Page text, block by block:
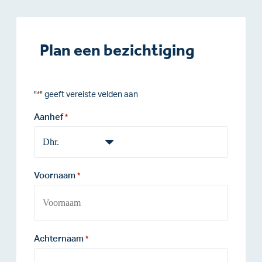
Plan een bezichtiging
"*" geeft vereiste velden aan
Aanhef *
Voornaam *
Achternaam *